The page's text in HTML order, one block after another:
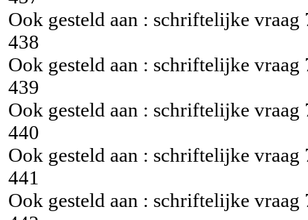
Ook gesteld aan : schriftelijke vraag
438
Ook gesteld aan : schriftelijke vraag
439
Ook gesteld aan : schriftelijke vraag
440
Ook gesteld aan : schriftelijke vraag
441
Ook gesteld aan : schriftelijke vraag